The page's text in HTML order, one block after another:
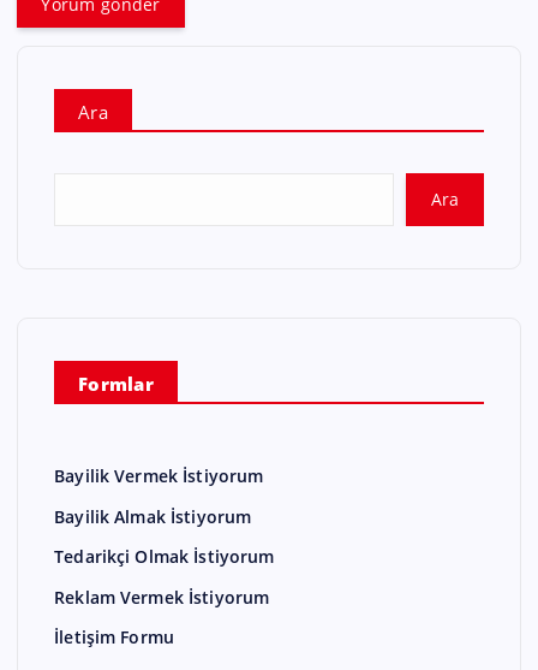
Ara
Ara
Formlar
Bayilik Vermek İstiyorum
Bayilik Almak İstiyorum
Tedarikçi Olmak İstiyorum
Reklam Vermek İstiyorum
İletişim Formu